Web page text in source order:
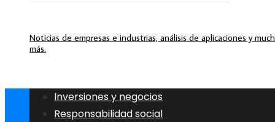
Noticias de empresas e industrias, análisis de aplicaciones y
más.
Inversiones y negocios
Responsabilidad social